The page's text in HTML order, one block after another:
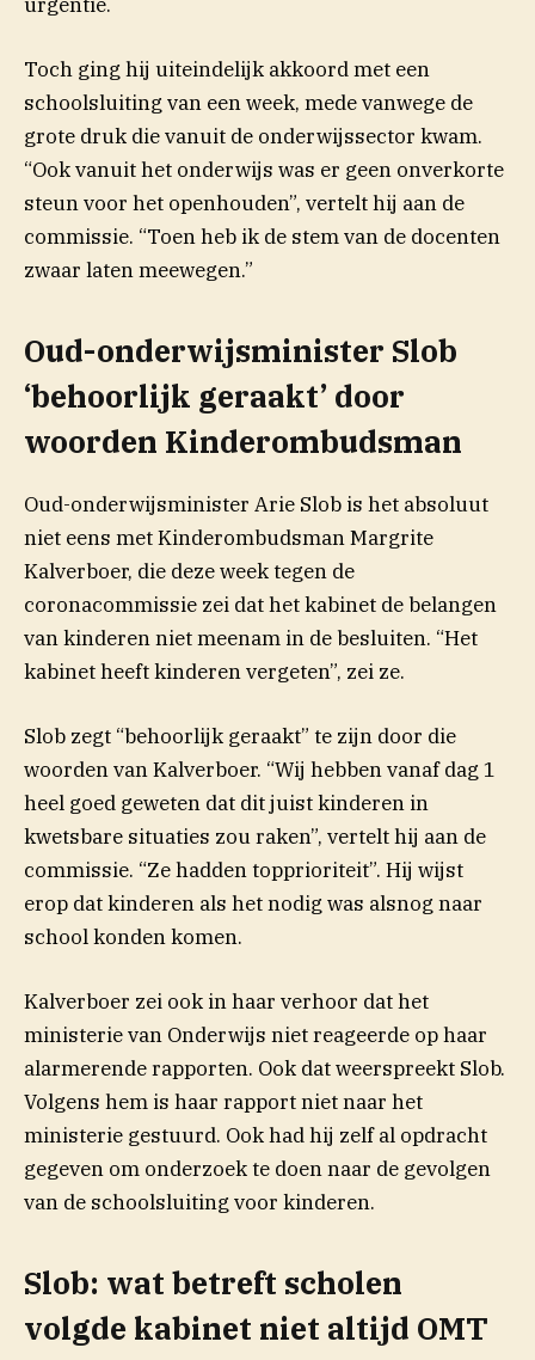
Toch ging hij uiteindelijk akkoord met een
schoolsluiting van een week, mede vanwege de
grote druk die vanuit de onderwijssector kwam.
“Ook vanuit het onderwijs was er geen onverkorte
steun voor het openhouden”, vertelt hij aan de
commissie. “Toen heb ik de stem van de docenten
zwaar laten meewegen.”
Oud-onderwijsminister Slob
‘behoorlijk geraakt’ door
woorden Kinderombudsman
Oud-onderwijsminister Arie Slob is het absoluut
niet eens met Kinderombudsman Margrite
Kalverboer, die deze week tegen de
coronacommissie zei dat het kabinet de belangen
van kinderen niet meenam in de besluiten. “Het
kabinet heeft kinderen vergeten”, zei ze.
Slob zegt “behoorlijk geraakt” te zijn door die
woorden van Kalverboer. “Wij hebben vanaf dag 1
heel goed geweten dat dit juist kinderen in
kwetsbare situaties zou raken”, vertelt hij aan de
commissie. “Ze hadden topprioriteit”. Hij wijst
erop dat kinderen als het nodig was alsnog naar
school konden komen.
Kalverboer zei ook in haar verhoor dat het
ministerie van Onderwijs niet reageerde op haar
alarmerende rapporten. Ook dat weerspreekt Slob.
Volgens hem is haar rapport niet naar het
ministerie gestuurd. Ook had hij zelf al opdracht
gegeven om onderzoek te doen naar de gevolgen
van de schoolsluiting voor kinderen.
Slob: wat betreft scholen
volgde kabinet niet altijd OMT